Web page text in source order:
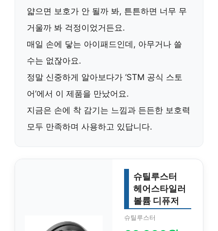
얇으면 보호가 안 될까 봐, 튼튼하면 너무 무
거울까 봐 걱정이었거든요.
매일 손에 닿는 아이패드인데, 아무거나 쓸
수는 없잖아요.
정말 신중하게 알아보다가 ‘STM 공식 스토
어’에서 이 제품을 만났어요.
지금은 손에 착 감기는 느낌과 든든한 보호력
모두 만족하며 사용하고 있답니다.
슈틸루스터
헤어스타일러
볼륨 디퓨저
슈틸루스터